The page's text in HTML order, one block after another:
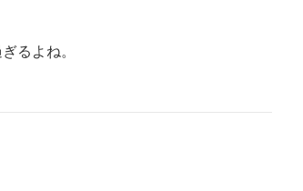
るよね。